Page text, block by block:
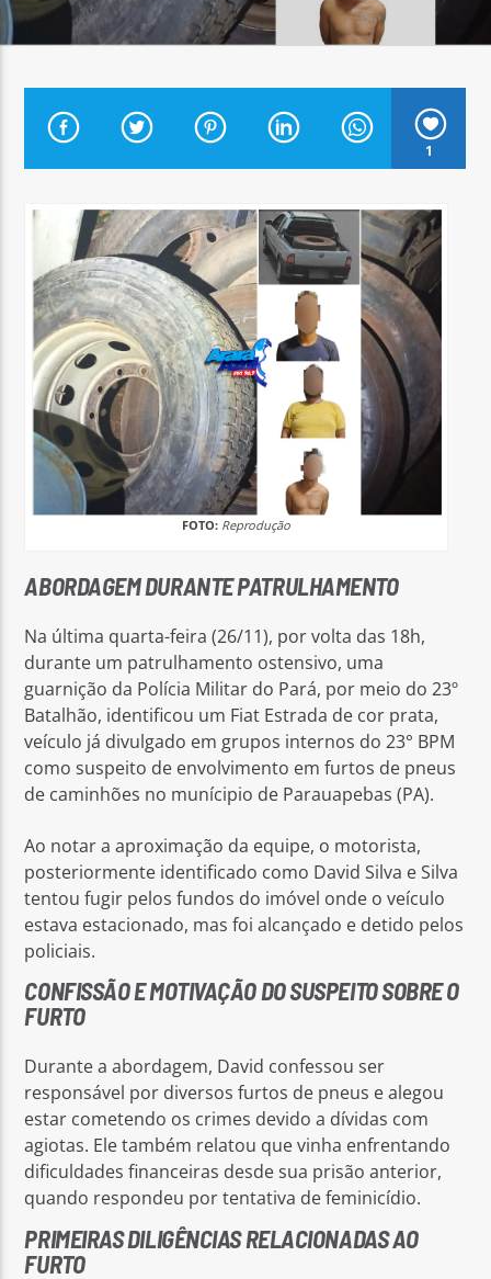
1
FURTO
RECEPTAÇÃO
DE
PNEUS:
AÇÃO
DA
PM
DESMONTA
ESQUEMA
PRENDE
SUSPEITOS
EM
PARAUAPEBAS
FOTO: Reprodução
ABORDAGEM DURANTE PATRULHAMENTO
Na última quarta-feira (26/11), por volta das 18h,
durante um patrulhamento ostensivo, uma
guarnição da Polícia Militar do Pará, por meio do 23º
Batalhão, identificou um Fiat Estrada de cor prata,
veículo já divulgado em grupos internos do 23° BPM
como suspeito de envolvimento em furtos de pneus
de caminhões no munícipio de Parauapebas (PA).
Ao notar a aproximação da equipe, o motorista,
posteriormente identificado como David Silva e Silva
tentou fugir pelos fundos do imóvel onde o veículo
estava estacionado, mas foi alcançado e detido pelos
policiais.
CONFISSÃO E MOTIVAÇÃO DO SUSPEITO SOBRE O
FURTO
Durante a abordagem, David confessou ser
responsável por diversos furtos de pneus e alegou
estar cometendo os crimes devido a dívidas com
agiotas. Ele também relatou que vinha enfrentando
dificuldades financeiras desde sua prisão anterior,
quando respondeu por tentativa de feminicídio.
PRIMEIRAS DILIGÊNCIAS RELACIONADAS AO
FURTO